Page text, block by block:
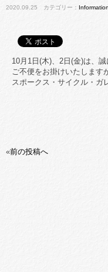
2020.09.25 カテゴリー： Information
10月1日(木)、2日(金)は、
ご不便をお掛けいたします
スポークス・サイクル・ガ
«前の投稿へ